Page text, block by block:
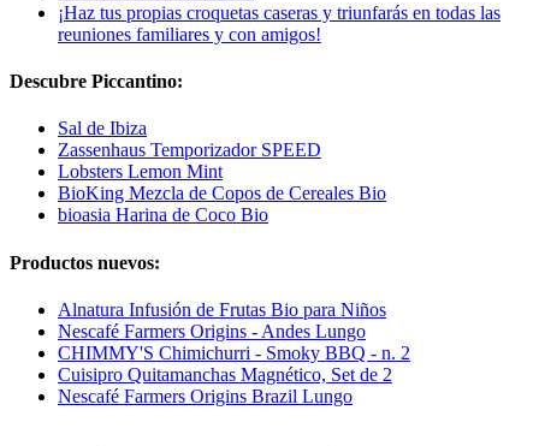
¡Haz tus propias croquetas caseras y triunfarás en todas las
reuniones familiares y con amigos!
Descubre Piccantino:
Sal de Ibiza
Zassenhaus Temporizador SPEED
Lobsters Lemon Mint
BioKing Mezcla de Copos de Cereales Bio
bioasia Harina de Coco Bio
Productos nuevos:
Alnatura Infusión de Frutas Bio para Niños
Nescafé Farmers Origins - Andes Lungo
CHIMMY'S Chimichurri - Smoky BBQ - n. 2
Cuisipro Quitamanchas Magnético, Set de 2
Nescafé Farmers Origins Brazil Lungo